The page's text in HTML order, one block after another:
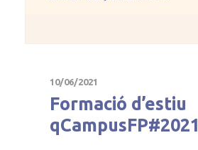
10/06/2021
Formació d’estiu
qCampusFP#2021